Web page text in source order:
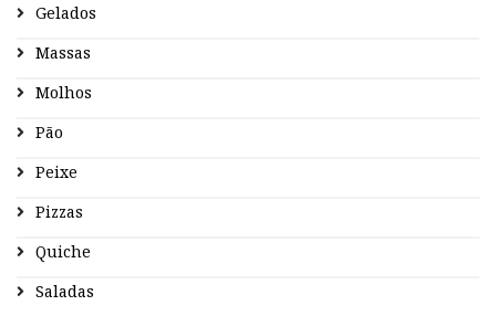
Gelados
Massas
Molhos
Pão
Peixe
Pizzas
Quiche
Saladas